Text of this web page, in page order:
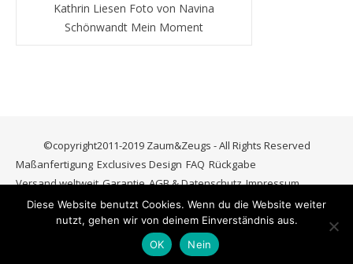
Kathrin Liesen Foto von Navina
Schönwandt Mein Moment
©copyright2011-2019 Zaum&Zeugs - All Rights Reserved
Maßanfertigung Exclusives Design FAQ Rückgabe
Versand weltweit Garantie AGB & Datenschutz Impressum
Kontakt
Ashe Theme vonWP Royal
Diese Website benutzt Cookies. Wenn du die Website weiter
nutzt, gehen wir von deinem Einverständnis aus.
OK
Nein